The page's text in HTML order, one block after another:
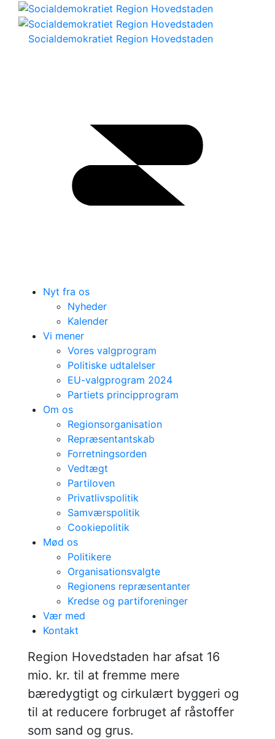
Socialdemokratiet Region Hovedstaden
Nyt fra os
Nyheder
Kalender
Vi mener
Vores valgprogram
Politiske udtalelser
EU-valgprogram 2024
Partiets principprogram
Om os
Regionsorganisation
Repræsentantskab
Forretningsorden
Vedtægt
Partiloven
Privatlivspolitik
Samværspolitik
Cookiepolitik
Mød os
Politikere
Organisationsvalgte
Regionens repræsentanter
Kredse og partiforeninger
Vær med
Kontakt
Region
Hovedstadens
ambulancer med
udrykning er
fremme indenfor
15 minutter
​Region Hovedstaden har afsat 16
mio. kr. til at fremme mere
bæredygtigt og cirkulært byggeri og
til at reducere forbruget af råstoffer
som sand og grus.